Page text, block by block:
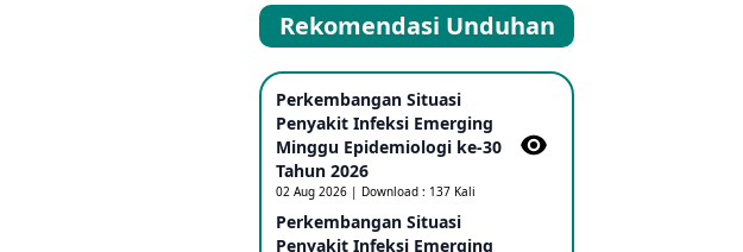
Kasus Dicurigai Penyakit virus
Nipah di Kerala, India
12 Jun 2026
Mpox Clade 1b di Taiwan
25 May 2026
Update Informasi PHEIC
Penyakit Ebola
Rekomendasi Unduhan
Perkembangan Situasi
Penyakit Infeksi Emerging
Minggu Epidemiologi ke-30
Tahun 2026
02 Aug 2026 | Download : 137 Kali
Perkembangan Situasi
Penyakit Infeksi Emerging